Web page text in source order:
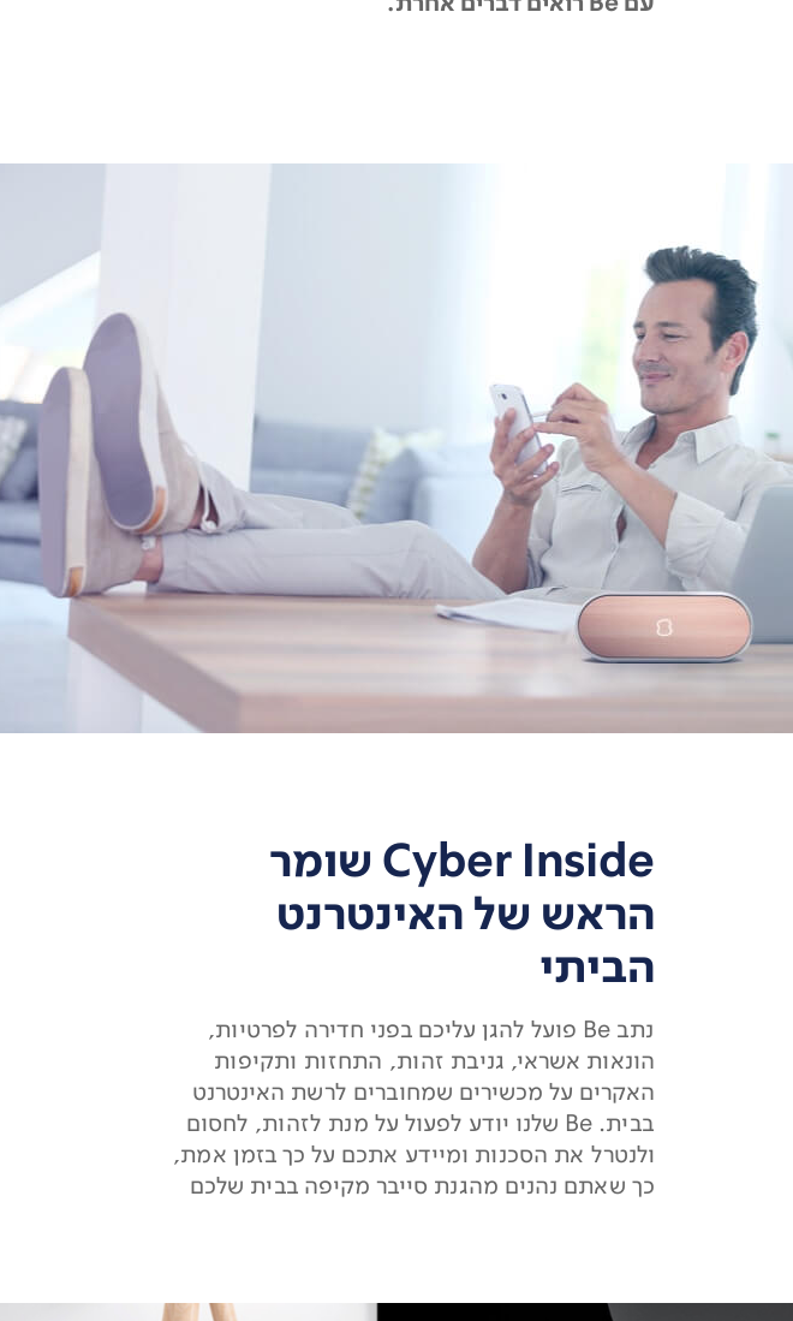
Cyber Inside שומר
הראש של האינטרנט
הביתי
נתב Be פועל להגן עליכם בפני חדירה לפרטיות,
הונאות אשראי, גניבת זהות, התחזות ותקיפות
האקרים על מכשירים שמחוברים לרשת האינטרנט
בבית. Be שלנו יודע לפעול על מנת לזהות, לחסום
ולנטרל את הסכנות ומיידע אתכם על כך בזמן אמת,
כך שאתם נהנים מהגנת סייבר מקיפה בבית שלכם